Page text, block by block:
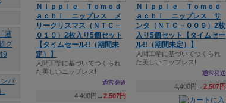
Ｎｉｐｐｌｅ Ｔｏｍｏｄ
ａｃｈｉ ニップレス メ
リークリスマス（ＮＴＣ－
０１０）2枚入り5個セット
【タイムセール!!（期間未
定）】
人間工学に基づいてつくられ
た美しいニップレス!
通常発送
4,400円→2,507円
Ｎｉｐｐｌｅ Ｔｏｍｏｄ
ａｃｈｉ ニップレス サ
ンタ（ＮＴＣ－００９）2枚
入り5個セット【タイムセー
ル!!（期間未定）】
人間工学に基づいてつくられ
た美しいニップレス!
通常発送
4,400円→2,507円